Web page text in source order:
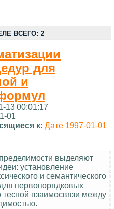
ВСЕГО: 2
для
и
13 00:01:17
01
к: Дате 1997-01-01
выделяют
установление
и семантического
первопорядковых
тесной взаимосвязи между